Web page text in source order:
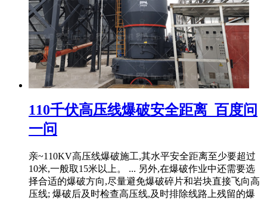
110千伏高压线爆破安全距离_百度问
一问
亲~110KV高压线爆破施工,其水平安全距离至少要超过
10米,一般取15米以上。 ... 另外,在爆破作业中还需要选
择合适的爆破方向,尽量避免爆破碎片和岩块直接飞向高
压线; 爆破后及时检查高压线,及时排除线路上残留的爆